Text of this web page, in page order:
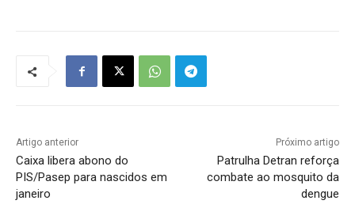
Artigo anterior
Caixa libera abono do
PIS/Pasep para nascidos em
janeiro
Próximo artigo
Patrulha Detran reforça
combate ao mosquito da
dengue